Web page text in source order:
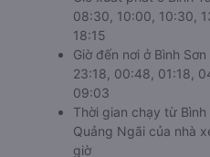
08:30, 10:00, 10:30,
18:15
Giờ đến nơi ở Bình
23:18, 00:48, 01:18,
09:03
Thời gian chạy từ Bình
Quảng Ngãi của nhà
giờ